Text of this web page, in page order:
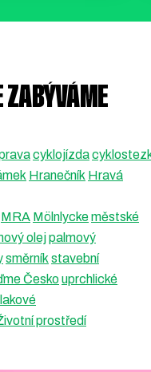
ZABÝVÁME
cyklojízda
Hranečník Hravá
MRA Mölnlyckeměstské
olejpalmový
směrníkstavební
Českouprchlické
prostředí